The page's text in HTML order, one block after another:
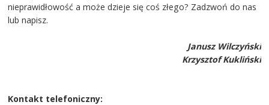
nieprawidłowość a może dzieje się coś złego? Zadzwoń do nas
lub napisz.
Janusz Wilczyński
Krzysztof Kukliński
Kontakt telefoniczny: